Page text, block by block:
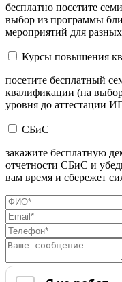
бесплатно посетите
выбор из программы
мероприятий для
Курсы повышения
посетите бесплатный
квалификации (на
уровня до аттестации
СБиС
закажите бесплатную
отчетности СБиС и
вам время и сбережет